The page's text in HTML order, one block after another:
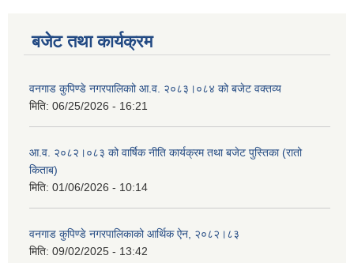
बजेट तथा कार्यक्रम
वनगाड कुपिण्डे नगरपालिकाो आ.व. २०८३।०८४ को बजेट वक्तव्य
मिति: 06/25/2026 - 16:21
आ.व. २०८२।०८३ को वार्षिक नीति कार्यक्रम तथा बजेट पुस्तिका (रातो
किताब)
मिति: 01/06/2026 - 10:14
वनगाड कुपिण्डे नगरपालिकाको आर्थिक ऐन, २०८२।८३
मिति: 09/02/2025 - 13:42